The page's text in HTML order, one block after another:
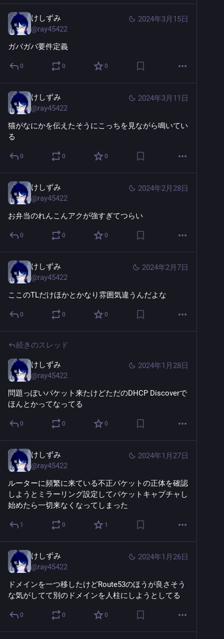
2024年3月15日
けしずみ
@ray45422
ガバガバ要件定義
0 0 0
2024年3月11日
けしずみ
@ray45422
猫がなにかを伝えたそうにこっちを見ながら鳴いてい
る
0 0 0
2024年2月28日
けしずみ
@ray45422
お弁当のれんこんアクが強すぎてつらい
0 0 0
2024年2月7日
けしずみ
@ray45422
ここのTLだけほかとかなり雰囲気違うんだよな
0 0 0
続きのスレッド
2024年1月28日
けしずみ
@ray45422
問題っぽいパケット来たけどただのDHCP Discoverで
ほんとかってなってる
0 0 0
2024年1月27日
けしずみ
@ray45422
ルーターに頻繁に来ている不正パケットの正体を確認
しようとミラーリング設定してパケットキャプチャし
始めたら一切来なくなってしまった
1 0 1
2024年1月26日
けしずみ
@ray45422
ドメインを一つ移したけどRoute53のほうが良さそう
な気がしてて別のドメインを人柱にしようとしてる
0 0 0